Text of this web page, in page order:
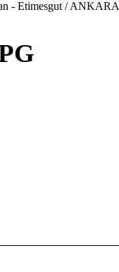
- Etimesgut / ANKARA